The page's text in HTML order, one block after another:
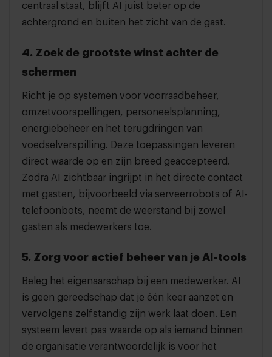
centraal staat, blijft AI juist beter op de
achtergrond en buiten het zicht van de gast.
4. Zoek de grootste winst achter de
schermen
Richt je op systemen voor voorraadbeheer,
omzetvoorspellingen, personeelsplanning,
energiebeheer en het terugdringen van
voedselverspilling. Deze toepassingen leveren
direct waarde op en zijn breed geaccepteerd.
Zodra AI zichtbaar ingrijpt in het directe contact
met gasten, bijvoorbeeld via serveerrobots of AI-
telefoonbots, neemt de weerstand bij zowel
gasten als medewerkers toe.
5. Zorg voor actief beheer van je AI-tools
Beleg het eigenaarschap bij een medewerker. AI
is geen gereedschap dat je één keer aanzet en
vervolgens zelfstandig zijn werk laat doen. Een
systeem levert pas waarde op als iemand binnen
de organisatie verantwoordelijk is voor het